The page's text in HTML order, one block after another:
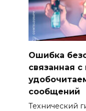
Ошибка
связанная
сообщений
Технический